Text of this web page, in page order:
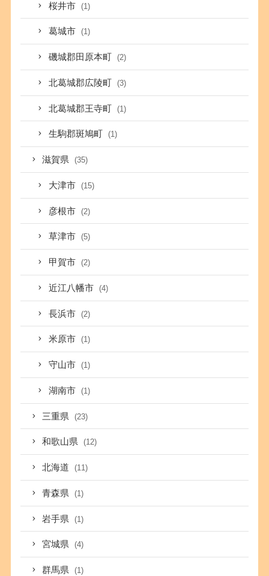
桜井市 (1)
葛城市 (1)
磯城郡田原本町 (2)
北葛城郡広陵町 (3)
北葛城郡王寺町 (1)
生駒郡斑鳩町 (1)
滋賀県 (35)
大津市 (15)
彦根市 (2)
草津市 (5)
甲賀市 (2)
近江八幡市 (4)
長浜市 (2)
米原市 (1)
守山市 (1)
湖南市 (1)
三重県 (23)
和歌山県 (12)
北海道 (11)
青森県 (1)
岩手県 (1)
宮城県 (4)
群馬県 (1)